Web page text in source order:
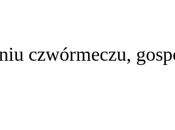
czwórmeczu,